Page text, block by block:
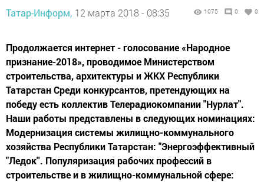
Татар-Информ, 12 марта 2018 - 08:35 1075 0 0
Продолжается интернет - голосование «Народное
признание-2018», проводимое Министерством
строительства, архитектуры и ЖКХ Республики
Татарстан Среди конкурсантов, претендующих на
победу есть коллектив Телерадиокомпании "Нурлат".
Наши работы представлены в следующих номинациях:
Модернизация системы жилищно-коммунального
хозяйства Республики Татарстан: "Энергоэффективный
"Ледок''. Популяризация рабочих профессий в
строительстве и в жилищно-коммунальной сфере: